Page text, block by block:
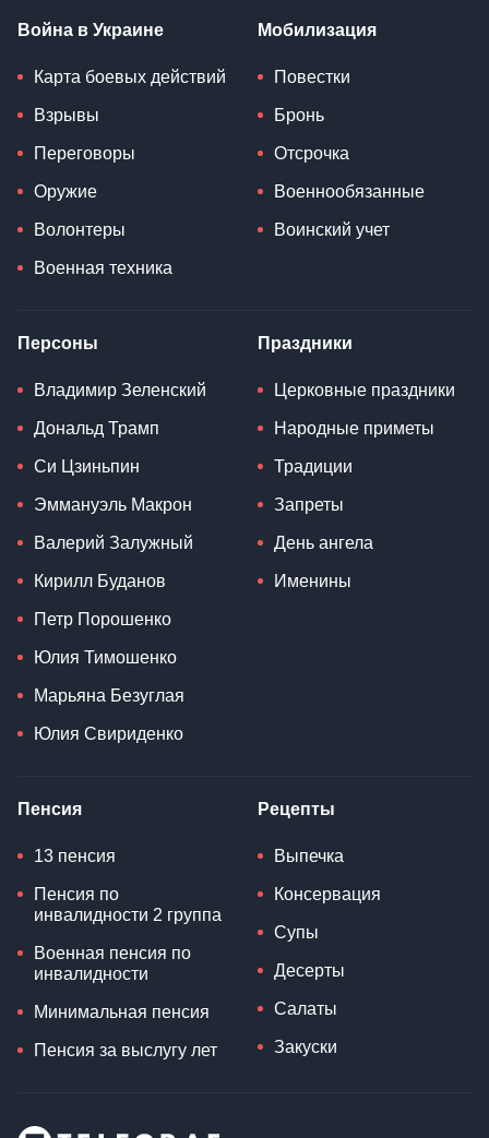
Война в Украине
Карта боевых действий
Взрывы
Переговоры
Оружие
Волонтеры
Военная техника
Мобилизация
Повестки
Бронь
Отсрочка
Военнообязанные
Воинский учет
Персоны
Владимир Зеленский
Дональд Трамп
Си Цзиньпин
Эммануэль Макрон
Валерий Залужный
Кирилл Буданов
Петр Порошенко
Юлия Тимошенко
Марьяна Безуглая
Юлия Свириденко
Праздники
Церковные праздники
Народные приметы
Традиции
Запреты
День ангела
Именины
Пенсия
13 пенсия
Пенсия по
инвалидности 2 группа
Военная пенсия по
инвалидности
Минимальная пенсия
Пенсия за выслугу лет
Рецепты
Выпечка
Консервация
Супы
Десерты
Салаты
Закуски